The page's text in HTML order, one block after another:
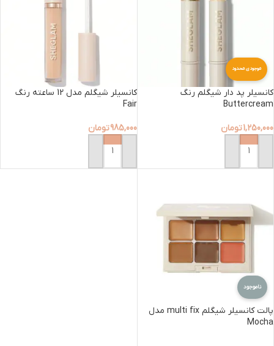
موجودی محدود
کانسیلر پد دار شیگلم رنگ
Buttercream
1,250,000تومان
افزودن به سبد خرید
کانسیلر شیگلم مدل 12 ساعته رنگ
Fair
985,000تومان
افزودن به سبد خرید
ناموجود
پالت کانسیلر شیگلم multi fix مدل
Mocha